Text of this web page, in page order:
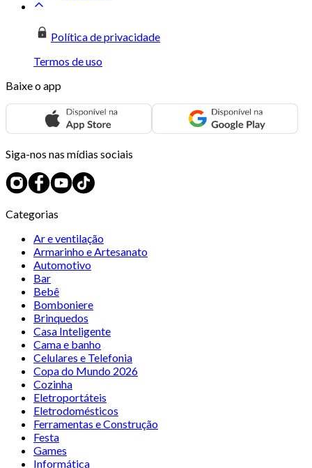
Política de privacidade
Termos de uso
Baixe o app
Siga-nos nas mídias sociais
Categorias
Ar e ventilação
Armarinho e Artesanato
Automotivo
Bar
Bebê
Bomboniere
Brinquedos
Casa Inteligente
Cama e banho
Celulares e Telefonia
Copa do Mundo 2026
Cozinha
Eletroportáteis
Eletrodomésticos
Ferramentas e Construção
Festa
Games
Informática